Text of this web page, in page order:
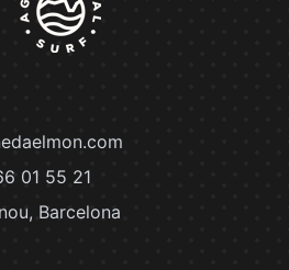
01 55 21
Barcelona